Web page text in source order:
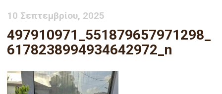
10 Σεπτεμβρίου, 2025
497910971_551879657971298_
6178238994934642972_n